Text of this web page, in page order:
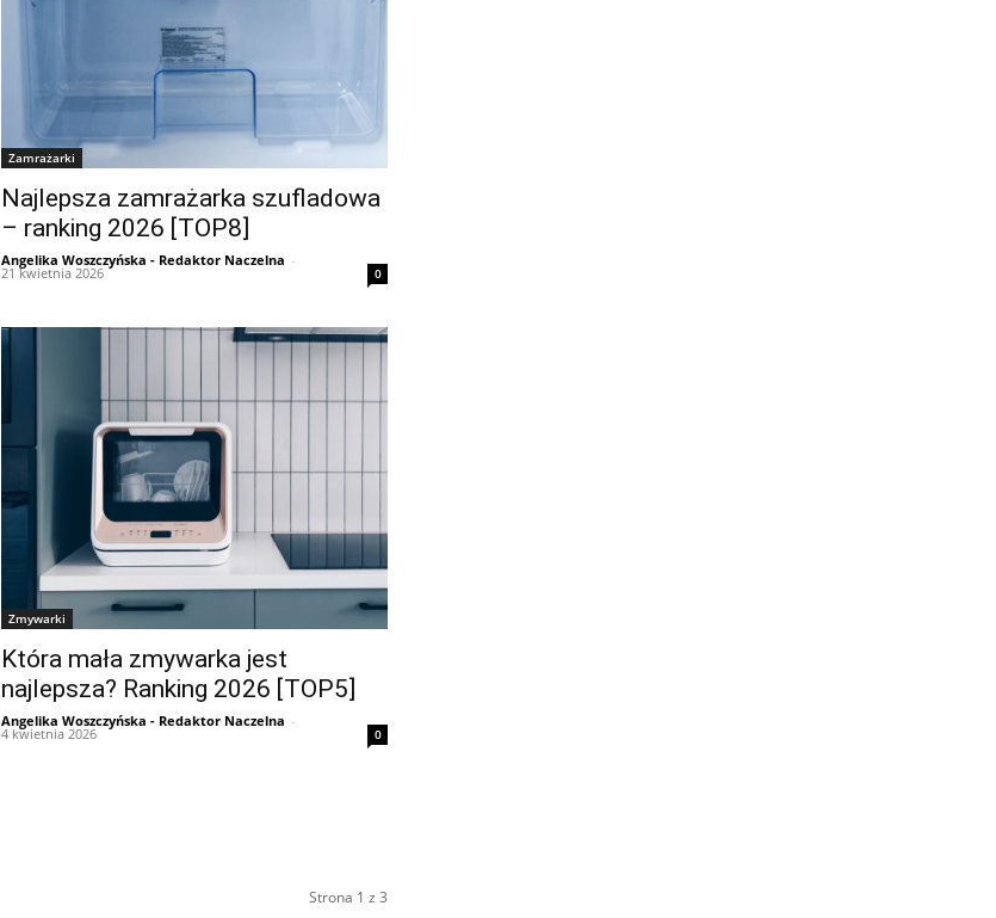
Zamrażarki
Najlepsza zamrażarka szufladowa
– ranking 2026 [TOP8]
Angelika Woszczyńska - Redaktor Naczelna -
21 kwietnia 2026 0
Zmywarki
Która mała zmywarka jest
najlepsza? Ranking 2026 [TOP5]
Angelika Woszczyńska - Redaktor Naczelna -
4 kwietnia 2026 0
Strona 1 z 3